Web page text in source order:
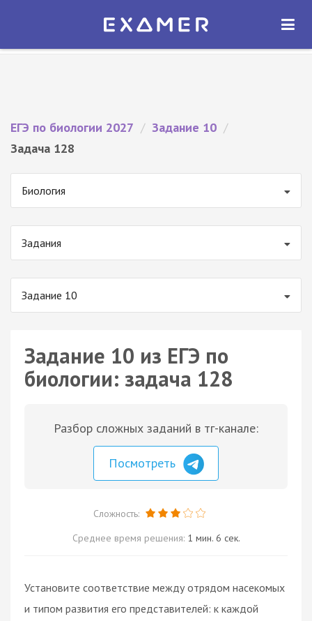
Экзамер — ЕГЭ 2027
ОТКРЫТЬ
ЕГЭ по биологии 2027 / Задание 10 /
Задача 128
Биология
Задания
Задание 10
Задание 10 из ЕГЭ по
биологии: задача 128
Разбор сложных заданий в тг-канале:
Посмотреть
Сложность:
Среднее время решения: 1 мин. 6 сек.
Установите соответствие между отрядом насекомых
и типом развития его представителей: к каждой